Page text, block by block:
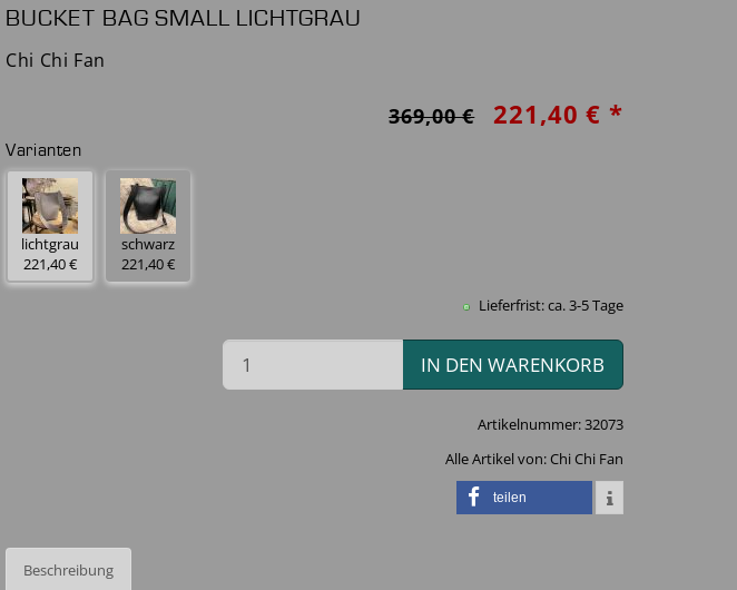
BUCKET BAG SMALL LICHTGRAU
Chi Chi Fan
369,00 € 221,40 € *
Varianten
lichtgrau
221,40 €
schwarz
221,40 €
Lieferfrist: ca. 3-5 Tage
IN DEN WARENKORB
Artikelnummer:32073
Alle Artikel von:Chi Chi Fan
teilen
Beschreibung